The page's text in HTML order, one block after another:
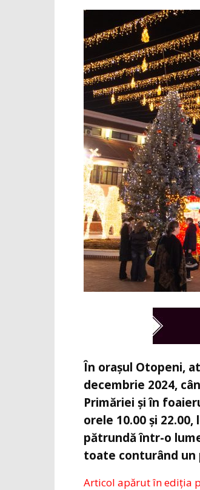
În orașul Otopeni,
decembrie 2024,
Primăriei și în
orele 10.00 și
pătrundă într-o
toate conturând un
Articol apărut în ediția